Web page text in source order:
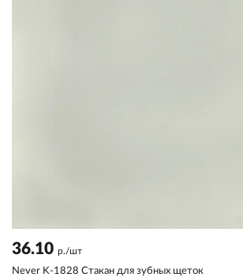
36.10 р./шт
Never K-1828 Стакан для зубных щеток